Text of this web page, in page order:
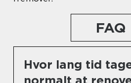
FAQ
Hvor lang tid